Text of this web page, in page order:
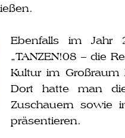
Ebenfalls im Jahr
„TANZEN!08 – die
Kultur im Großraum
Dort hat­te man
Zuschauern sowie
präsentieren.